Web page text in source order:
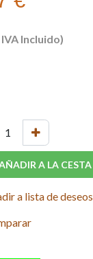
IVA Incluido)
A LA CESTA
a lista de deseos